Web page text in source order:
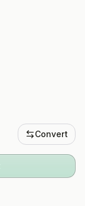
Convert